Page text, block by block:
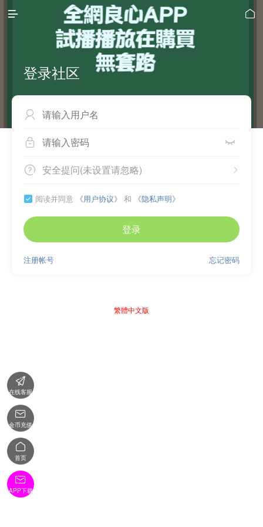
 
登录社区

 
 
安全提问(未设置请忽略)
 阅读并同意 《用户协议》 和 《隐私声明》
登录
忘记密码
注册帐号
繁體中文版

在线客服

金币充值

首页

APP下载